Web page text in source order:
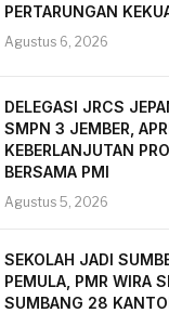
PERTARUNGAN
Agustus 6, 2026
DELEGASI JRCS
SMPN 3 JEMBER,
KEBERLANJUTAN
BERSAMA PMI
Agustus 5, 2026
SEKOLAH JADI
PEMULA, PMR WIRA
SUMBANG 28